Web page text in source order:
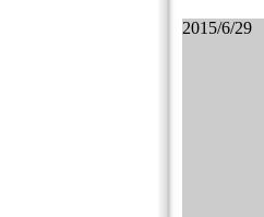
2015/6/29